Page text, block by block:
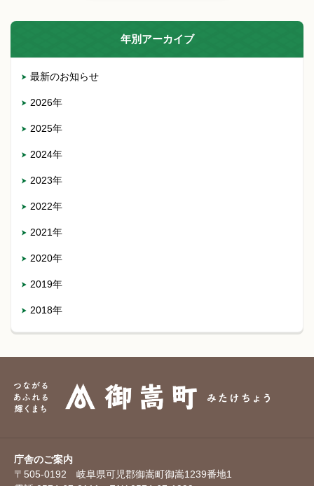
年別アーカイブ
最新のお知らせ
2026年
2025年
2024年
2023年
2022年
2021年
2020年
2019年
2018年
庁舎のご案内
〒505-0192 岐阜県可児郡御嵩町御嵩1239番地1